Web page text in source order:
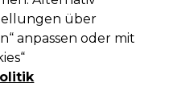
PREIS)
100ml
über
anpassen oder mit